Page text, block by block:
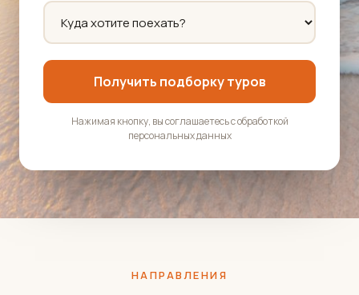
Получить подборку туров
Нажимая кнопку, вы соглашаетесь с обработкой
персональных данных
НАПРАВЛЕНИЯ